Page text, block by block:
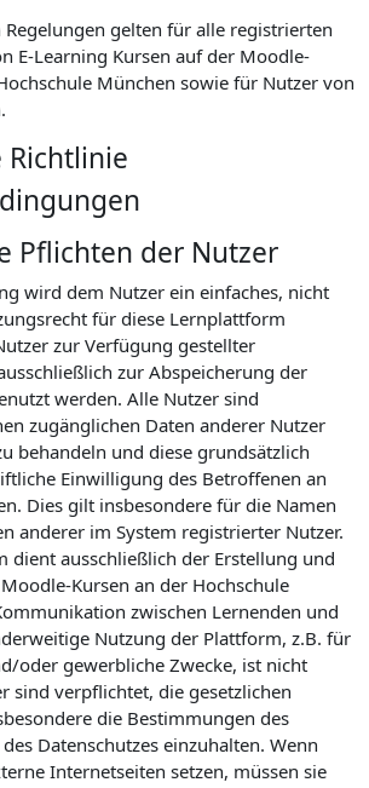
Regelungen gelten für alle registrierten
E-Learning Kursen auf der Moodle-
München sowie für Nutzer von
Pflichten der Nutzer
wird dem Nutzer ein einfaches, nicht
für diese Lernplattform
zur Verfügung gestellter
zur Abspeicherung der
werden. Alle Nutzer sind
zugänglichen Daten anderer Nutzer
behandeln und diese grundsätzlich
Einwilligung des Betroffenen an
Dies gilt insbesondere für die Namen
anderer im System registrierter Nutzer.
dient ausschließlich der Erstellung und
Kursen an der Hochschule
zwischen Lernenden und
Nutzung der Plattform, z.B. für
oder gewerbliche Zwecke, ist nicht
sind verpflichtet, die gesetzlichen
die Bestimmungen des
Datenschutzes einzuhalten. Wenn
Internetseiten setzen, müssen sie